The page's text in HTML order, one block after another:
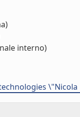
interno)
\"Nicola